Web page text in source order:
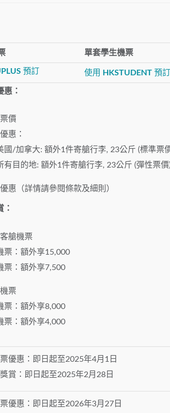
單套學生機票
預訂 使用 HKSTUDENT 預訂
惠：
價
惠：
國/加拿大: 額外1件寄艙行李, 23公斤 (標準票
有目的地: 額外1件寄艙行李, 23公斤 (彈性票價
惠（詳情請參閱條款及細則）
：
艙機票
票：額外享15,000
票：額外享7,500
票
票：額外享8,000
票：額外享4,000
優惠：即日起至2025年4月1日
賞：即日起至2025年2月28日
優惠：即日起至2026年3月27日